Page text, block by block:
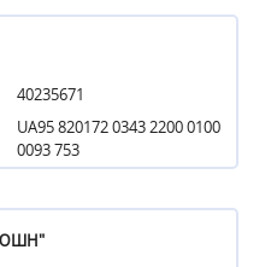
40235671
UA95 820172 0343 2200 0100
0093 753